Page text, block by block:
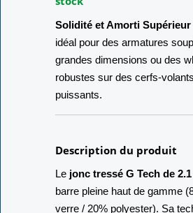
Solidité et Amorti Supérieur
idéal pour des armatures
grandes dimensions ou des
robustes sur des cerfs-
puissants.
Description du produit
Le jonc tressé G Tech de
barre pleine haut de gamme
verre / 20% polyester). Sa